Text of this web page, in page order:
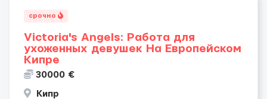
срочно
Victoria's Angels: Работа для
ухоженных девушек На Европейском
Кипре
30000 €
Кипр